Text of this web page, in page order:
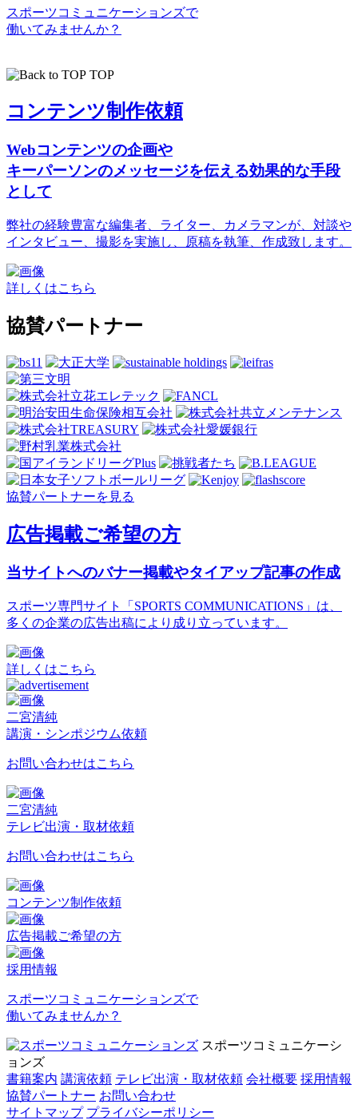
スポーツコミュニケーションズで
働いてみませんか？
TOP
コンテンツ制作依頼
Webコンテンツの企画や
キーパーソンのメッセージを伝える効果的な手段
として
弊社の経験豊富な編集者、ライター、カメラマンが、対談や
インタビュー、撮影を実施し、原稿を執筆、作成致します。
詳しくはこちら
協賛パートナー
協賛パートナーを見る
広告掲載ご希望の方
当サイトへのバナー掲載やタイアップ記事の作成
スポーツ専門サイト「SPORTS COMMUNICATIONS」は、
多くの企業の広告出稿により成り立っています。
詳しくはこちら
二宮清純
講演・シンポジウム依頼
お問い合わせはこちら
二宮清純
テレビ出演・取材依頼
お問い合わせはこちら
コンテンツ制作依頼
広告掲載ご希望の方
採用情報
スポーツコミュニケーションズで
働いてみませんか？
スポーツコミュニケーシ
ョンズ
書籍案内 講演依頼 テレビ出演・取材依頼 会社概要 採用情報
協賛パートナー お問い合わせ
サイトマップ プライバシーポリシー